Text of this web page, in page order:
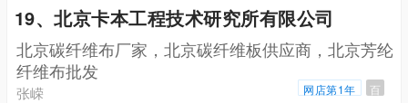
19、北京卡本工程技术研究所有限公司
北京碳纤维布厂家，北京碳纤维板供应商，北京芳纶
纤维布批发
张嵘 网店第1年 百